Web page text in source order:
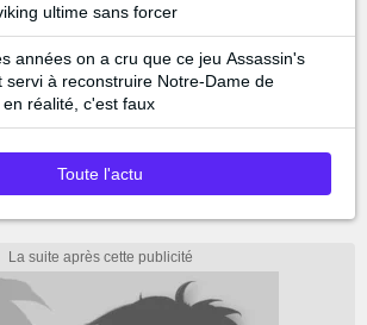
ultime sans forcer
années on a cru que ce jeu Assassin's
servi à reconstruire Notre-Dame de
en réalité, c'est faux
Toute l'actu